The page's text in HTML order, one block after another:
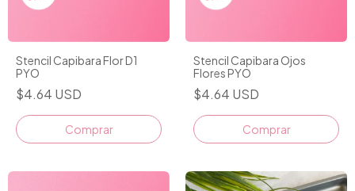
Stencil Capibara Flor D1
PYO
$4.64 USD
Comprar
Stencil Capibara Ojos
Flores PYO
$4.64 USD
Comprar